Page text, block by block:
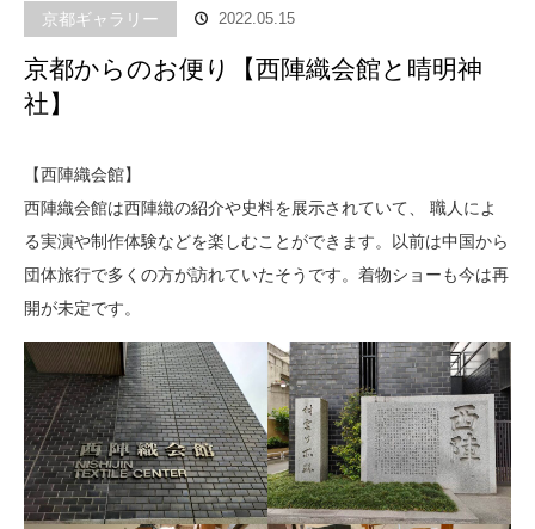
京都ギャラリー 2022.05.15
京都からのお便り【西陣織会館と晴明神
社】
【西陣織会館】
西陣織会館は西陣織の紹介や史料を展示されていて、 職人によ
る実演や制作体験などを楽しむことができます。以前は中国から
団体旅行で多くの方が訪れていたそうです。着物ショーも今は再
開が未定です。